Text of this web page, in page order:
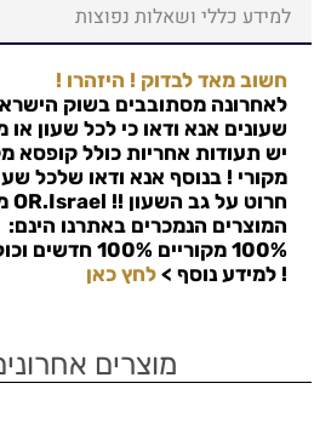
למידע כללי ושאלות נפוצות
חשוב מאד לבדוק ! היזהרו !
לאחרונה מסתובבים בשוק
שעונים אנא ודאו כי לכל שעון
יש תעודות אחריות כולל קופסא
מקורי ! בנוסף אנא ודאו שלכל
חרוט על גב השעון !! OR.Israel
המוצרים הנמכרים באתרנו הינם:
100% מקוריים
! למידע נוסף > לחץ כאן
מוצרים